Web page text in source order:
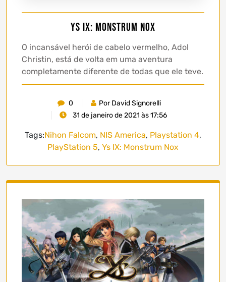
Ys IX: Monstrum Nox
O incansável herói de cabelo vermelho, Adol
Christin, está de volta em uma aventura
completamente diferente de todas que ele teve.
0
Por David Signorelli
31 de janeiro de 2021 às 17:56
Tags:Nihon Falcom, NIS America, Playstation 4,
PlayStation 5, Ys IX: Monstrum Nox